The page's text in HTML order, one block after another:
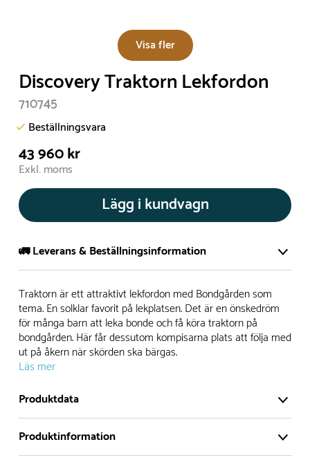
Visa fler
Discovery Traktorn Lekfordon
710745
Beställningsvara
43 960 kr
Exkl. moms
Lägg i kundvagn
🚛 Leverans & Beställningsinformation
Normalt sätt tillverkar vi alla produkter efter beställning.
Detta gör vi för att garantera att du inte ska få en produkt
som legat på en hylla under längre tid och därför förkortat
livslängden på produkten.
Däremot har vi många produkter utan trä som kan
levereras i stort sett omgående, exempelvis Boulder Rocks,
gungor, mål, basket, bordtennis, fristående rutschar,
klätternät, studsmattor, bänkbord med mera.
Normalt sätt är leveranstiden på standardprodukter som
Traktorn är ett attraktivt lekfordon med Bondgården som
tema. En solklar favorit på lekplatsen. Det är en önskedröm
för många barn att leka bonde och få köra traktorn på
bondgården. Här får dessutom kompisarna plats att följa med
ut på åkern när skörden ska bärgas.
Läs mer
Produktdata
Produktinformation